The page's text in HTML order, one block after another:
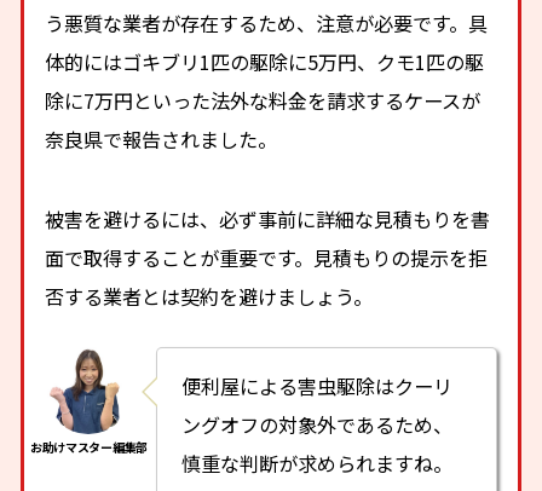
う悪質な業者が存在するため、注意が必要です。具
体的にはゴキブリ1匹の駆除に5万円、クモ1匹の駆
除に7万円といった法外な料金を請求するケースが
奈良県で報告されました。
被害を避けるには、必ず事前に詳細な見積もりを書
面で取得することが重要です。見積もりの提示を拒
否する業者とは契約を避けましょう。
便利屋による害虫駆除はクーリ
ングオフの対象外であるため、
慎重な判断が求められますね。